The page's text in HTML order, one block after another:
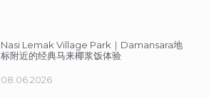
Nasi Lemak Village Park｜Damansara地
标附近的经典马来椰浆饭体验
08.06.2026